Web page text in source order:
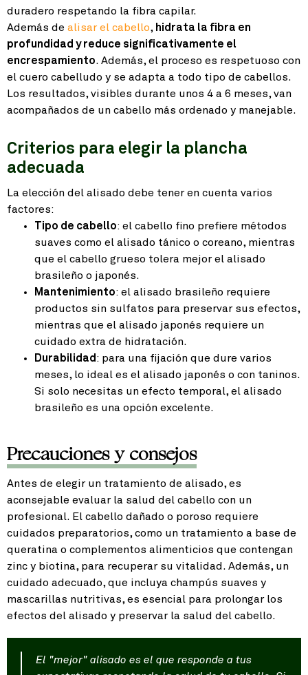
duradero respetando la fibra capilar.
Además de alisar el cabello, hidrata la fibra en
profundidad y reduce significativamente el
encrespamiento. Además, el proceso es respetuoso con
el cuero cabelludo y se adapta a todo tipo de cabellos.
Los resultados, visibles durante unos 4 a 6 meses, van
acompañados de un cabello más ordenado y manejable.
Criterios para elegir la plancha
adecuada
La elección del alisado debe tener en cuenta varios
factores:
Tipo de cabello: el cabello fino prefiere métodos
suaves como el alisado tánico o coreano, mientras
que el cabello grueso tolera mejor el alisado
brasileño o japonés.
Mantenimiento: el alisado brasileño requiere
productos sin sulfatos para preservar sus efectos,
mientras que el alisado japonés requiere un
cuidado extra de hidratación.
Durabilidad : para una fijación que dure varios
meses, lo ideal es el alisado japonés o con taninos.
Si solo necesitas un efecto temporal, el alisado
brasileño es una opción excelente.
Precauciones y consejos
Antes de elegir un tratamiento de alisado, es
aconsejable evaluar la salud del cabello con un
profesional. El cabello dañado o poroso requiere
cuidados preparatorios, como un tratamiento a base de
queratina o complementos alimenticios que contengan
zinc y biotina, para recuperar su vitalidad. Además, un
cuidado adecuado, que incluya champús suaves y
mascarillas nutritivas, es esencial para prolongar los
efectos del alisado y preservar la salud del cabello.
El "mejor" alisado es el que responde a tus